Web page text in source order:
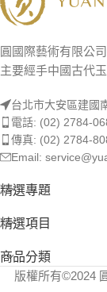
圓國際藝術有限公
主要經手中國古代
台北市大安區建國
電話: (02) 2784-
傳真: (02) 2784-
Email:
精選專題
精選項目
商品分類
版權所有©2024